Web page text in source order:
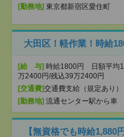
[勤務地] 東京都新宿区愛住町
大田区！軽作業！時給
[給 与] 時給1800円 日額平均
万2400円/残込39万2400円
[交通費]交通費支給（規定あり）
[勤務地] 流通センター駅から車
【無資格でも時給1,880